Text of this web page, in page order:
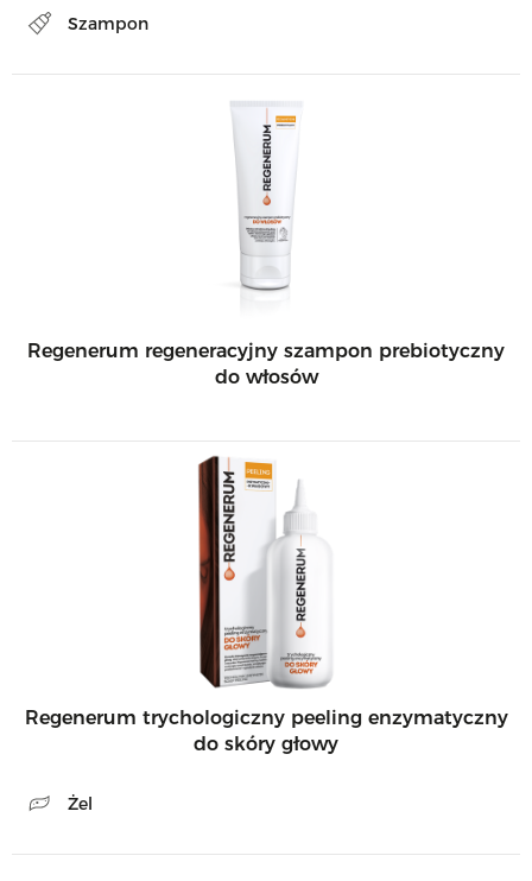
Szampon
Regenerum regeneracyjny szampon prebiotyczny
do włosów
Regenerum trychologiczny peeling enzymatyczny
do skóry głowy
Żel